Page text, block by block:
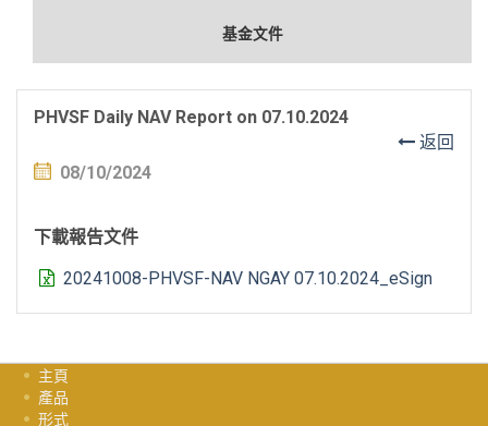
基金文件
PHVSF Daily NAV Report on 07.10.2024
返回
08/10/2024
下載報告文件
20241008-PHVSF-NAV NGAY 07.10.2024_eSign
主頁
產品
形式